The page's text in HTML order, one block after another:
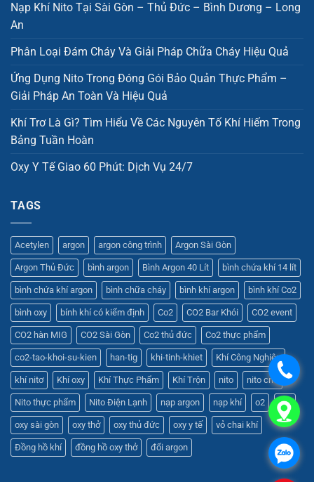
Nạp Khí Nito Tại Sài Gòn – Thủ Đức – Bình Dương – Long
An
Phân Loại Đám Cháy Và Giải Pháp Chữa Cháy Hiệu Quả
Ứng Dụng Nito Trong Đóng Gói Bảo Quản Thực Phẩm –
Giải Pháp An Toàn Và Hiệu Quả
Khí Trơ Là Gì? Tìm Hiểu Về Các Nguyên Tố Khí Hiếm Trong
Bảng Tuần Hoàn
Oxy Y Tế Giao 60 Phút: Dịch Vụ 24/7
TAGS
Acetylen argon argon công trình Argon Sài Gòn
Argon Thủ Đức bình argon Bình Argon 40 Lít bình chứa khí 14 lít
bình chứa khí argon bình chữa cháy bình khí argon bình khí Co2
bình oxy bính khí có kiểm định Co2 CO2 Bar Khói CO2 event
CO2 hàn MIG CO2 Sài Gòn Co2 thủ đức Co2 thực phẩm
co2-tao-khoi-su-kien han-tig khi-tinh-khiet Khí Công Nghiệp
khí nitơ Khí oxy Khí Thực Phẩm Khí Trộn nito nito cnc
Nito thực phẩm Nito Điện Lạnh nạp argon nạp khí o2 oxy
oxy sài gòn oxy thở oxy thủ đức oxy y tế vỏ chai khí
Đồng hồ khí đồng hồ oxy thở đổi argon
.
.
.